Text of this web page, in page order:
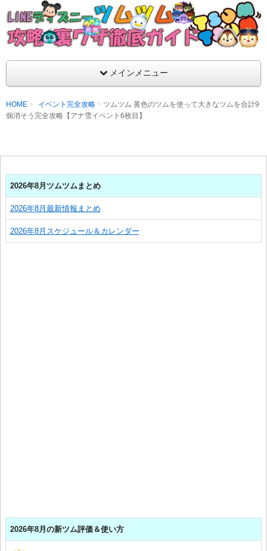
LINEディズニー ツムツム攻略・裏ワザ徹底
支持率No1！痒いところに手が届くツムツム攻略サイト！新ツ
ラ評価も丁寧に解説！ツムツムを120％楽しめるサイトを目指し
メインメニュー
HOME イベント完全攻略
ツムツム 黄色のツムを使って大きなツムを合計9
個消そう完全攻略【アナ雪イベント6枚目】
2026年8月ツムツムまとめ
2026年8月最新情報まとめ
2026年8月スケジュール＆カレンダー
2026年8月の新ツム評価＆使い方